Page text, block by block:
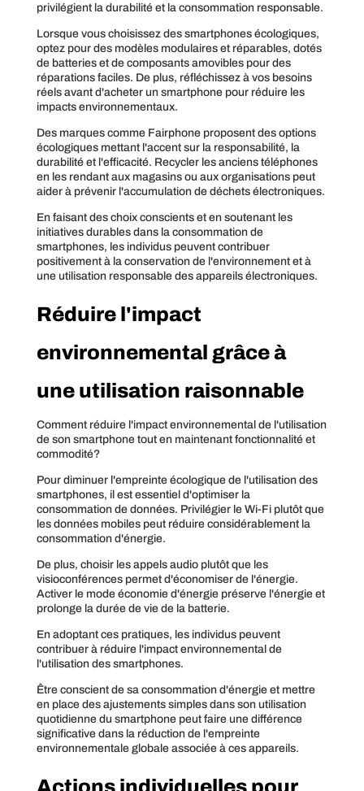
privilégient la durabilité et la consommation responsable.
Lorsque vous choisissez des smartphones écologiques,
optez pour des modèles modulaires et réparables, dotés
de batteries et de composants amovibles pour des
réparations faciles. De plus, réfléchissez à vos besoins
réels avant d'acheter un smartphone pour réduire les
impacts environnementaux.
Des marques comme Fairphone proposent des options
écologiques mettant l'accent sur la responsabilité, la
durabilité et l'efficacité. Recycler les anciens téléphones
en les rendant aux magasins ou aux organisations peut
aider à prévenir l'accumulation de déchets électroniques.
En faisant des choix conscients et en soutenant les
initiatives durables dans la consommation de
smartphones, les individus peuvent contribuer
positivement à la conservation de l'environnement et à
une utilisation responsable des appareils électroniques.
Réduire l'impact
environnemental grâce à
une utilisation raisonnable
Comment réduire l'impact environnemental de l'utilisation
de son smartphone tout en maintenant fonctionnalité et
commodité?
Pour diminuer l'empreinte écologique de l'utilisation des
smartphones, il est essentiel d'optimiser la
consommation de données. Privilégier le Wi-Fi plutôt que
les données mobiles peut réduire considérablement la
consommation d'énergie.
De plus, choisir les appels audio plutôt que les
visioconférences permet d'économiser de l'énergie.
Activer le mode économie d'énergie préserve l'énergie et
prolonge la durée de vie de la batterie.
En adoptant ces pratiques, les individus peuvent
contribuer à réduire l'impact environnemental de
l'utilisation des smartphones.
Être conscient de sa consommation d'énergie et mettre
en place des ajustements simples dans son utilisation
quotidienne du smartphone peut faire une différence
significative dans la réduction de l'empreinte
environnementale globale associée à ces appareils.
Actions individuelles pour